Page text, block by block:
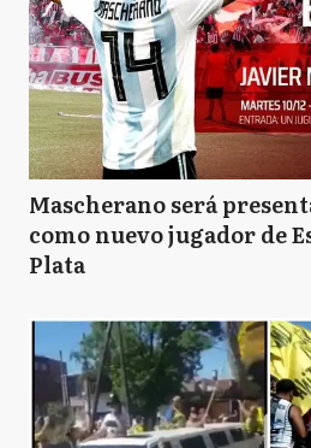
Mascherano será
como nuevo jugador de
Plata